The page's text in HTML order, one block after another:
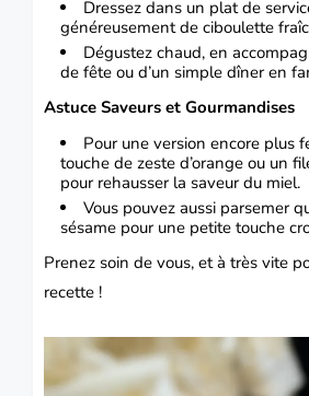
Dressez dans un plat de
généreusement de ciboulette
Dégustez chaud, en
de fête ou d’un simple dîner en
Astuce Saveurs et Gourmandises
Pour une version encore plus
touche de zeste d’orange ou un
pour rehausser la saveur du miel.
Vous pouvez aussi parsemer
sésame pour une petite touche
Prenez soin de vous, et à très vite
recette !